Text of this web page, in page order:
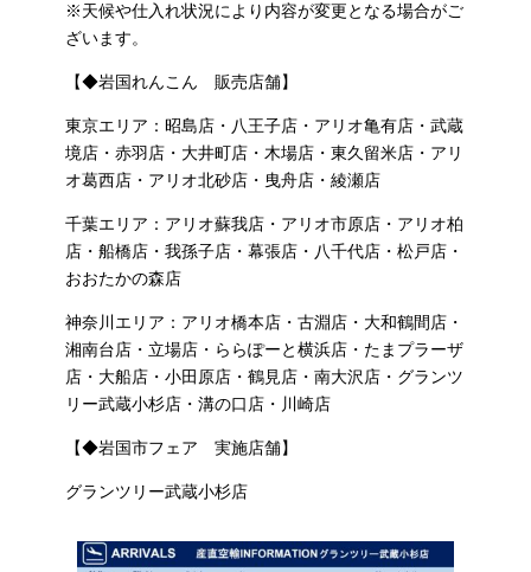
※天候や仕入れ状況により内容が変更となる場合がご
ざいます。
【◆岩国れんこん 販売店舗】
東京エリア：昭島店・八王子店・アリオ亀有店・武蔵
境店・赤羽店・大井町店・木場店・東久留米店・アリ
オ葛西店・アリオ北砂店・曳舟店・綾瀬店
千葉エリア：アリオ蘇我店・アリオ市原店・アリオ柏
店・船橋店・我孫子店・幕張店・八千代店・松戸店・
おおたかの森店
神奈川エリア：アリオ橋本店・古淵店・大和鶴間店・
湘南台店・立場店・ららぽーと横浜店・たまプラーザ
店・大船店・小田原店・鶴見店・南大沢店・グランツ
リー武蔵小杉店・溝の口店・川崎店
【◆岩国市フェア 実施店舗】
グランツリー武蔵小杉店